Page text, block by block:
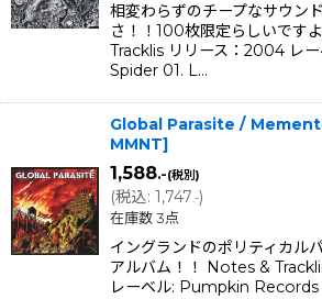
相変わらずのチープなサウン
さ！！100枚限定らしいです
Tracklis リリース：2004 レ
Spider 01. L…
Global Parasite /
MMNT]
1,588.-(税別)
(税込: 1,747.-)
在庫数 3点
イングランドのポリティカル
アルバム！！ Notes &
レーベル: Pumpkin Records